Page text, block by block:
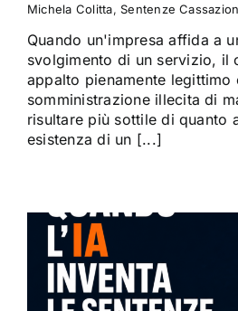
Michela Colitta,Sentenze
Quando un'impresa affida a
svolgimento di un servizio, il
appalto pienamente legittimo
somministrazione illecita di
risultare più sottile di quanto
esistenza di un [...]